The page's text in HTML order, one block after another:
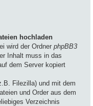
hochladen
wird der Ordner phpBB3
Inhalt muss in das
dem Server kopiert
Filezilla) und mit dem
und Order aus dem
Verzeichnis